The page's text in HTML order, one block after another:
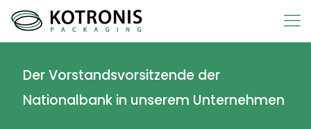
Der Vorstandsvorsitzende der
Nationalbank in unserem Unternehmen